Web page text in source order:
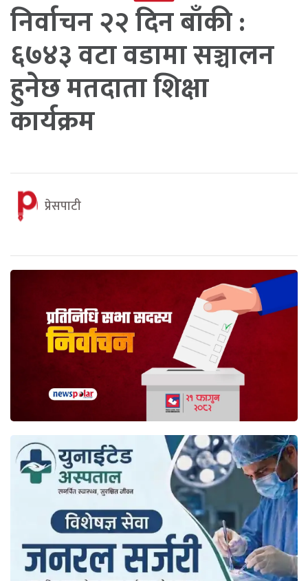
निर्वाचन २२ दिन बाँकी :
६७४३ वटा वडामा सञ्चालन
हुनेछ मतदाता शिक्षा
कार्यक्रम
प्रेसपाटी